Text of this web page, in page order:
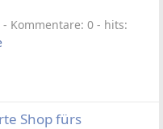
- Kommentare: 0 - hits:
Shop fürs